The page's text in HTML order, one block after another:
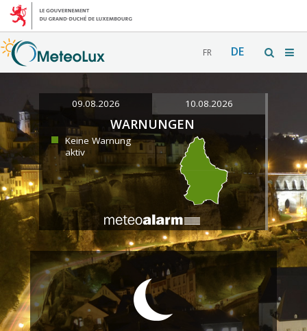
FR DE
09.08.2026 10.08.2026
WARNUNGEN
Keine Warnung
aktiv